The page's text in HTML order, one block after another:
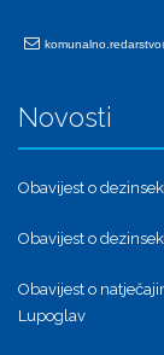
Novosti
Obavijest o
Obavijest o
Obavijest o
Lupoglav